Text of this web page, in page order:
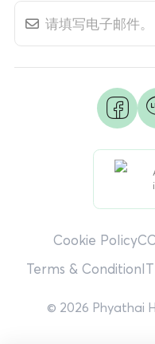
© 2026 Phyathai
Cookie Policy
Terms & Condition